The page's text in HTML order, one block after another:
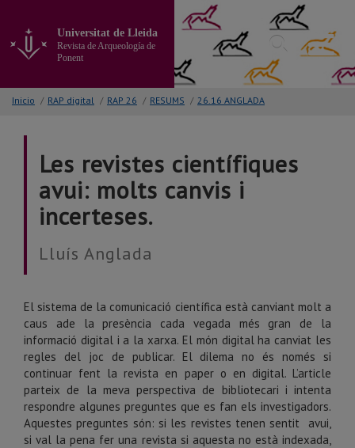
contenido
principal
la
página
Universitat de Lleida
Revista de Arqueología de
Ponent
Inicio / RAP digital / RAP 26 / RESUMS / 26.16 ANGLADA
Les revistes científiques
avui: molts canvis i
incerteses.
Lluís Anglada
El sistema de la comunicació científica està canviant molt a
caus ade la presència cada vegada més gran de la
informació digital i a la xarxa. El món digital ha canviat les
regles del joc de publicar. El dilema no és només si
continuar fent la revista en paper o en digital. L’article
parteix de la meva perspectiva de bibliotecari i intenta
respondre algunes preguntes que es fan els investigadors.
Aquestes preguntes són: si les revistes tenen sentit avui,
si val la pena fer una revista si aquesta no està indexada,